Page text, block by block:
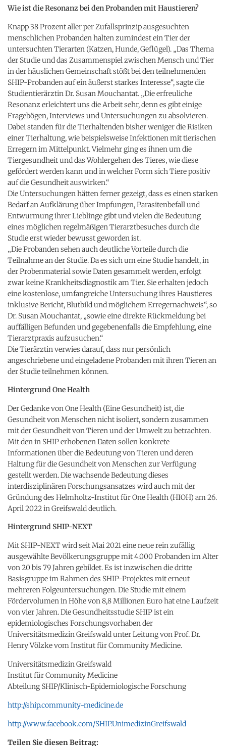
Wie ist die Resonanz bei den Probanden mit Haustieren?
Knapp 38 Prozent aller per Zufallsprinzip ausgesuchten
menschlichen Probanden halten zumindest ein Tier der
untersuchten Tierarten (Katzen, Hunde, Geflügel). „Das Thema
der Studie und das Zusammenspiel zwischen Mensch und Tier
in der häuslichen Gemeinschaft stößt bei den teilnehmenden
SHIP-Probanden auf ein äußerst starkes Interesse“, sagte die
Studientierärztin Dr. Susan Mouchantat. „Die erfreuliche
Resonanz erleichtert uns die Arbeit sehr, denn es gibt einige
Fragebögen, Interviews und Untersuchungen zu absolvieren.
Dabei standen für die Tierhaltenden bisher weniger die Risiken
einer Tierhaltung, wie beispielsweise Infektionen mit tierischen
Erregern im Mittelpunkt. Vielmehr ging es ihnen um die
Tiergesundheit und das Wohlergehen des Tieres, wie diese
gefördert werden kann und in welcher Form sich Tiere positiv
auf die Gesundheit auswirken.“
Die Untersuchungen hätten ferner gezeigt, dass es einen starken
Bedarf an Aufklärung über Impfungen, Parasitenbefall und
Entwurmung ihrer Lieblinge gibt und vielen die Bedeutung
eines möglichen regelmäßigen Tierarztbesuches durch die
Studie erst wieder bewusst geworden ist.
„Die Probanden sehen auch deutliche Vorteile durch die
Teilnahme an der Studie. Da es sich um eine Studie handelt, in
der Probenmaterial sowie Daten gesammelt werden, erfolgt
zwar keine Krankheitsdiagnostik am Tier. Sie erhalten jedoch
eine kostenlose, umfangreiche Untersuchung ihres Haustieres
inklusive Bericht, Blutbild und möglichem Erregernachweis“, so
Dr. Susan Mouchantat, „sowie eine direkte Rückmeldung bei
auffälligen Befunden und gegebenenfalls die Empfehlung, eine
Tierarztpraxis aufzusuchen.“
Die Tierärztin verwies darauf, dass nur persönlich
angeschriebene und eingeladene Probanden mit ihren Tieren an
der Studie teilnehmen können.
Hintergrund One Health
Der Gedanke von One Health (Eine Gesundheit) ist, die
Gesundheit von Menschen nicht isoliert, sondern zusammen
mit der Gesundheit von Tieren und der Umwelt zu betrachten.
Mit den in SHIP erhobenen Daten sollen konkrete
Informationen über die Bedeutung von Tieren und deren
Haltung für die Gesundheit von Menschen zur Verfügung
gestellt werden. Die wachsende Bedeutung dieses
interdisziplinären Forschungsansatzes wird auch mit der
Gründung des Helmholtz-Institut für One Health (HIOH) am 26.
April 2022 in Greifswald deutlich.
Hintergrund SHIP-NEXT
Mit SHIP-NEXT wird seit Mai 2021 eine neue rein zufällig
ausgewählte Bevölkerungsgruppe mit 4.000 Probanden im Alter
von 20 bis 79 Jahren gebildet. Es ist inzwischen die dritte
Basisgruppe im Rahmen des SHIP-Projektes mit erneut
mehreren Folgeuntersuchungen. Die Studie mit einem
Fördervolumen in Höhe von 8,8 Millionen Euro hat eine Laufzeit
von vier Jahren. Die Gesundheitsstudie SHIP ist ein
epidemiologisches Forschungsvorhaben der
Universitätsmedizin Greifswald unter Leitung von Prof. Dr.
Henry Völzke vom Institut für Community Medicine.
Universitätsmedizin Greifswald
Institut für Community Medicine
Abteilung SHIP/Klinisch-Epidemiologische Forschung
http://ship.community-medicine.de
http://www.facebook.com/SHIP.UnimedizinGreifswald
Teilen Sie diesen Beitrag: